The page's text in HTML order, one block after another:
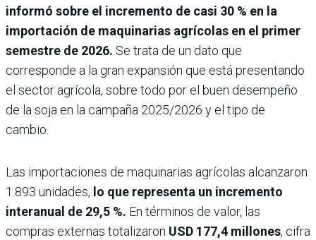
informó sobre el incremento de casi 30 % en la
importación de maquinarias agrícolas en el primer
semestre de 2026. Se trata de un dato que
corresponde a la gran expansión que está presentando
el sector agrícola, sobre todo por el buen desempeño
de la soja en la campaña 2025/2026 y el tipo de
cambio.
Las importaciones de maquinarias agrícolas alcanzaron
1.893 unidades, lo que representa un incremento
interanual de 29,5 %. En términos de valor, las
compras externas totalizaron USD 177,4 millones, cifra